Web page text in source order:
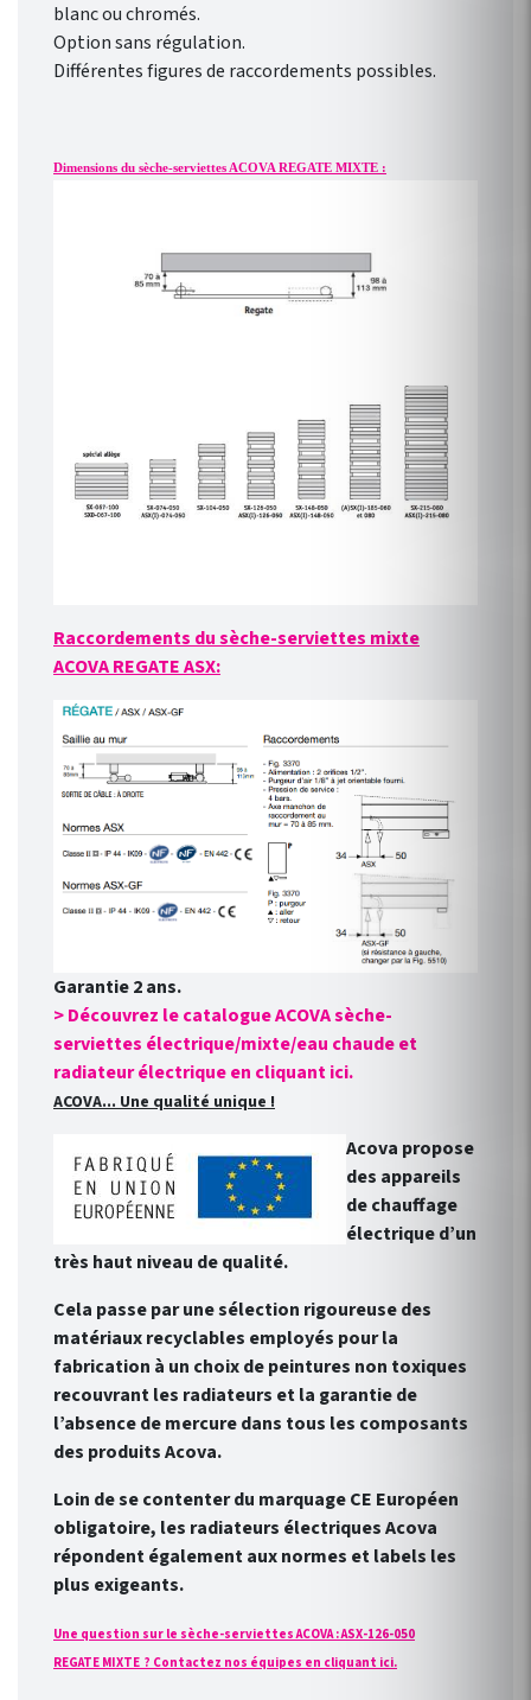
blanc ou chromés.
Option sans régulation.
Différentes figures de raccordements possibles.
Dimensions du sèche-serviettes ACOVA REGATE MIXTE :
Raccordements du sèche-serviettes mixte
ACOVA REGATE ASX:
Garantie 2 ans.
> Découvrez le catalogue ACOVA sèche-
serviettes électrique/mixte/eau chaude et
radiateur électrique en cliquant ici.
ACOVA... Une qualité unique !
Acova propose
des appareils
de chauffage
électrique d’un
très haut niveau de qualité.
Cela passe par une sélection rigoureuse des
matériaux recyclables employés pour la
fabrication à un choix de peintures non toxiques
recouvrant les radiateurs et la garantie de
l’absence de mercure dans tous les composants
des produits Acova.
Loin de se contenter du marquage CE Européen
obligatoire, les radiateurs électriques Acova
répondent également aux normes et labels les
plus exigeants.
Une question sur le sèche-serviettes ACOVA : ASX-126-050
REGATE MIXTE ? Contactez nos équipes en cliquant ici.